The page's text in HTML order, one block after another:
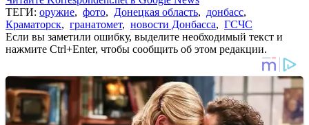
ТЕГИ: оружие, фото, Донецкая область, донбасс,
Краматорск, гранатомет, новости Донбасса, ГСЧС
Если вы заметили ошибку, выделите необходимый текст и
нажмите Ctrl+Enter, чтобы сообщить об этом редакции.